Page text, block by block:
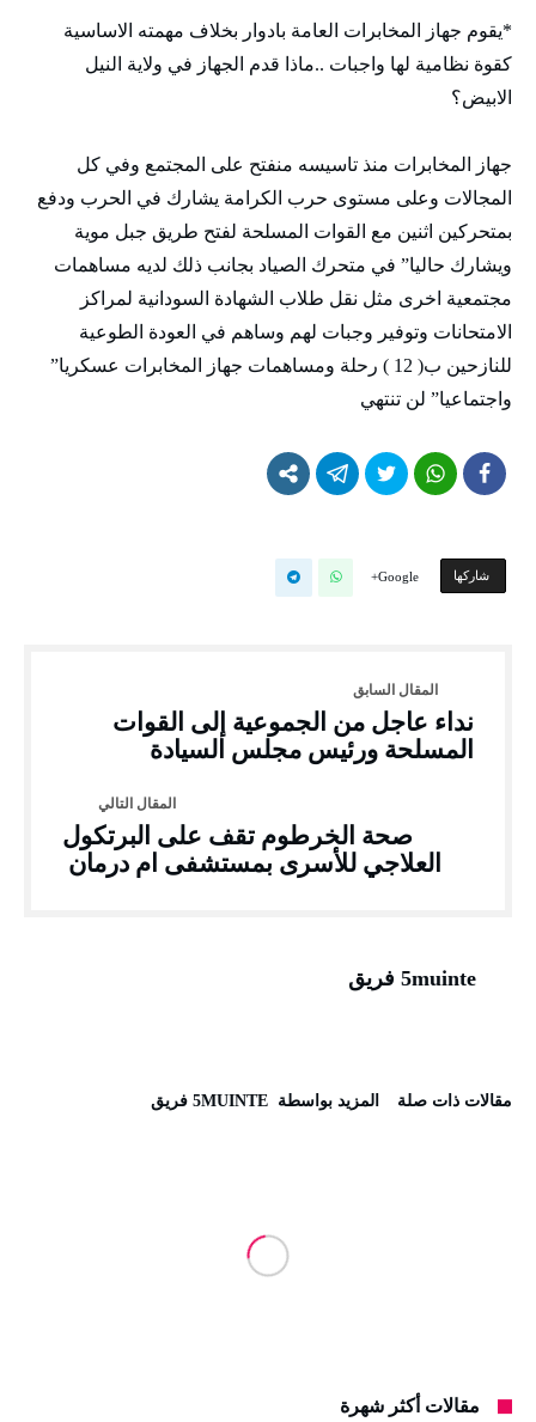
*يقوم جهاز المخابرات العامة بادوار بخلاف مهمته الاساسية
كقوة نظامية لها واجبات ..ماذا قدم الجهاز في ولاية النيل
الابيض؟
جهاز المخابرات منذ تاسيسه منفتح على المجتمع وفي كل
المجالات وعلى مستوى حرب الكرامة يشارك في الحرب ودفع
بمتحركين اثنين مع القوات المسلحة لفتح طريق جبل موية
ويشارك حاليا” في متحرك الصياد بجانب ذلك لديه مساهمات
مجتمعية اخرى مثل نقل طلاب الشهادة السودانية لمراكز
الامتحانات وتوفير وجبات لهم وساهم في العودة الطوعية
للنازحين ب( 12 ) رحلة ومساهمات جهاز المخابرات عسكريا”
واجتماعيا” لن تنتهي
‫‫ شاركها‬ Google+
نداء عاجل من الجموعية إلى القوات
المسلحة ورئيس مجلس السيادة
صحة الخرطوم تقف على البرتكول
العلاجي للأسرى بمستشفى ام درمان
5muinte فريق
‫مقالات ذات صلة‬ ‫‫المزيد بواسطة‬ ‬ 5MUINTE فريق
مقالات أكثر شهرة